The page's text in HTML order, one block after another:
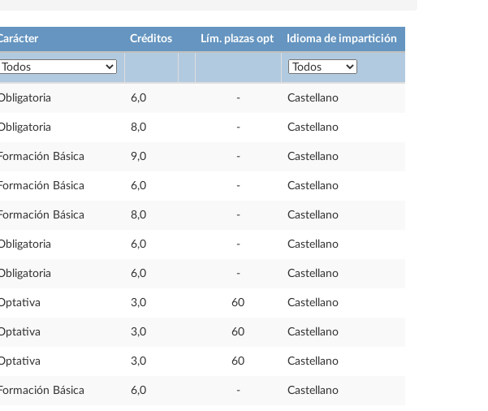
Créditos Lím. plazas opt Idioma de impartición
6,0 - Castellano
8,0 - Castellano
Básica 9,0 - Castellano
Básica 6,0 - Castellano
Básica 8,0 - Castellano
6,0 - Castellano
6,0 - Castellano
3,0 60 Castellano
3,0 60 Castellano
3,0 60 Castellano
Básica 6,0 - Castellano